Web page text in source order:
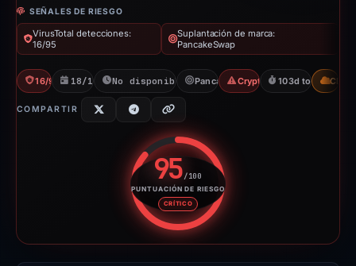
SEÑALES DE RIESGO
VirusTotal detecciones:
16/95
Suplantación de marca:
PancakeSwap
16/95 VT18/11/2025No disponible desde 22/05/2026
PancakeSwapCrypto Scam103d to CDN
COMPARTIR
95/100
PUNTUACIÓN DE RIESGO
CRÍTICO
Puntuación de riesgo: 95